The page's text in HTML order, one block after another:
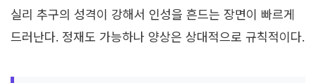
실리 추구의 성격이 강해서 인성을 흔드는 장면이 빠르게
드러난다. 정재도 가능하나 양상은 상대적으로 규칙적이다.